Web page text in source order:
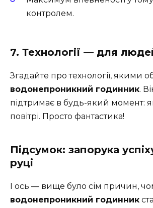
контролем.
7. Технології — для
Згадайте про технології, якими
водонепроникний годинник.
підтримає в будь-який момент: як
повітрі. Просто фантастика!
Підсумок: запорука
руці
І ось — вище було сім причин,
водонепроникний годинник